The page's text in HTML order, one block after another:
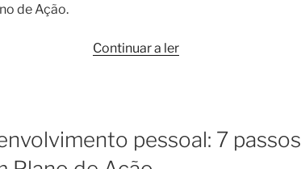
de Ação.
Continuar a ler“
Speaking
pessoal: 7 passos